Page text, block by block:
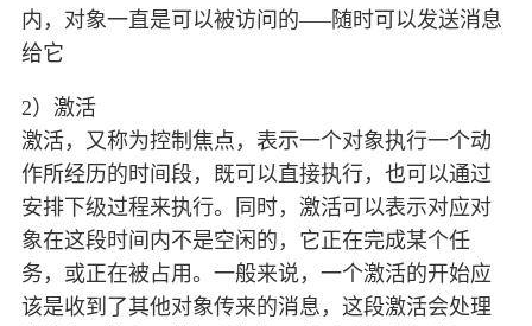
内，对象一直是可以被访问的—–随时可以发送消息
给它
2）激活
激活，又称为控制焦点，表示一个对象执行一个动
作所经历的时间段，既可以直接执行，也可以通过
安排下级过程来执行。同时，激活可以表示对应对
象在这段时间内不是空闲的，它正在完成某个任
务，或正在被占用。一般来说，一个激活的开始应
该是收到了其他对象传来的消息，这段激活会处理